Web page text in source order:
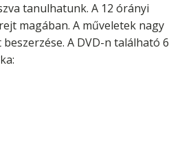
tanulhatunk. A 12 órányi
magában. A műveletek nagy
A DVD-n található 6